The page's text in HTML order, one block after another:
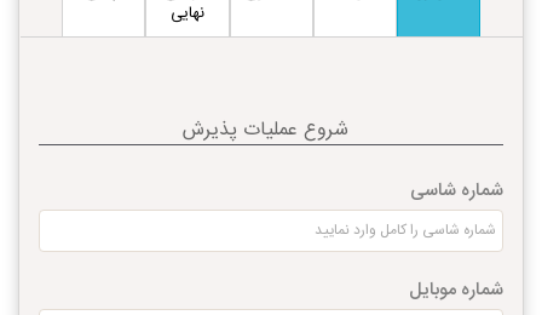
نهایی
شروع عملیات پذیرش
شماره شاسی
شماره موبایل